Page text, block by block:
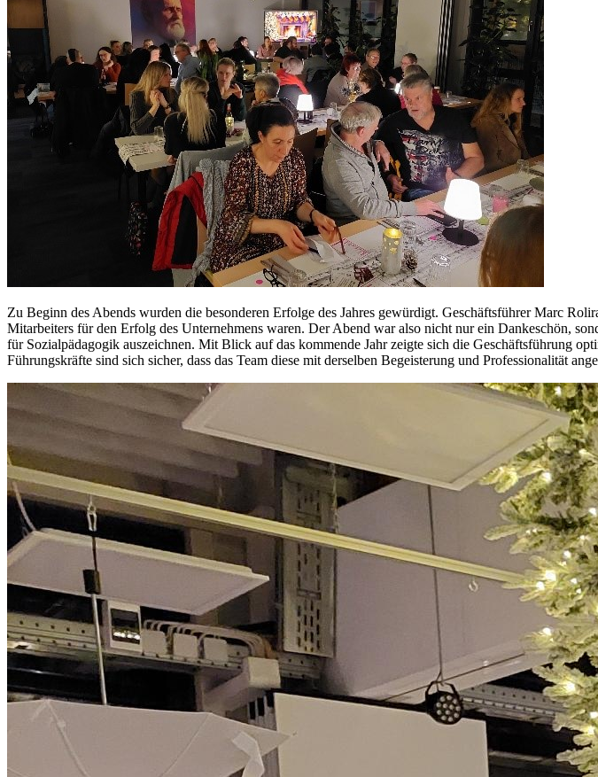
Zu Beginn des Abends wurden die besonderen Erfolge des Jahres gewürdigt. Geschäftsführer Marc
Mitarbeiters für den Erfolg des Unternehmens waren. Der Abend war also nicht nur ein Dankeschön,
für Sozialpädagogik auszeichnen. Mit Blick auf das kommende Jahr zeigte sich die Geschäftsführung
Führungskräfte sind sich sicher, dass das Team diese mit derselben Begeisterung und Professionalität